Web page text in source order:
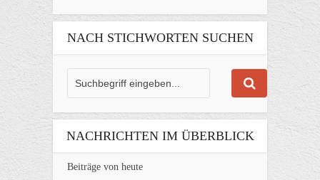
NACH STICHWORTEN SUCHEN
NACHRICHTEN IM ÜBERBLICK
Beiträge von heute